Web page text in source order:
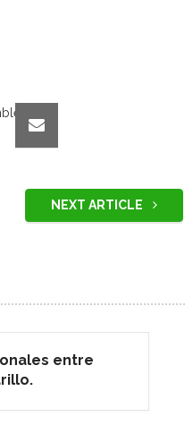
NEXT ARTICLE
entre